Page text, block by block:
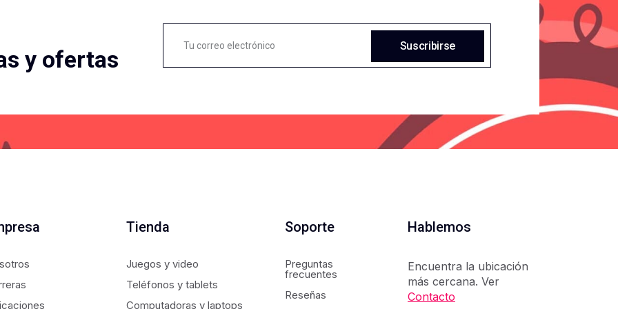
y ofertas
Suscribirse
Tienda
Juegos y video
Teléfonos y tablets
Computadoras y laptops
Soporte
Preguntas
frecuentes
Reseñas
Hablemos
Encuentra la ubicación
más cercana. Ver
Contacto